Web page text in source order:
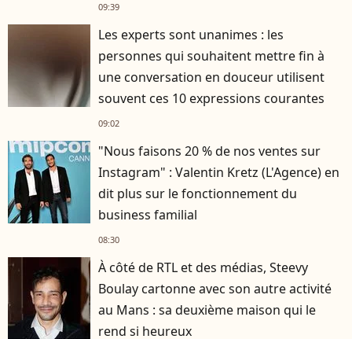
09:39
Les experts sont unanimes : les
personnes qui souhaitent mettre fin à
une conversation en douceur utilisent
souvent ces 10 expressions courantes
09:02
"Nous faisons 20 % de nos ventes sur
Instagram" : Valentin Kretz (L'Agence) en
dit plus sur le fonctionnement du
business familial
08:30
À côté de RTL et des médias, Steevy
Boulay cartonne avec son autre activité
au Mans : sa deuxième maison qui le
rend si heureux